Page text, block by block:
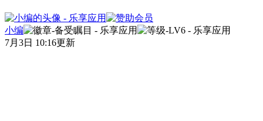
小编
7月3日 10:16更新